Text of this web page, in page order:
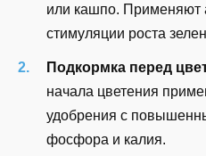
или кашпо. Применяют
стимуляции роста
Подкормка перед
начала цветения
удобрения с
фосфора и калия.